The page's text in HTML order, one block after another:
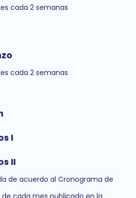
cada 2 semanas
cada 2 semanas
I
II
de acuerdo al Cronograma de